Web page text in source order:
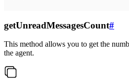
getUnreadMessagesCount#
This method allows you to get the
the agent.